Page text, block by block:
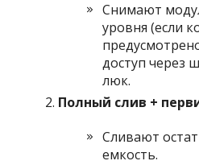
Снимают
уровня (если
доступ через
люк.
Полный слив +
Сливают
емкость.